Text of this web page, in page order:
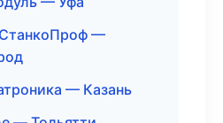
—
— Казань